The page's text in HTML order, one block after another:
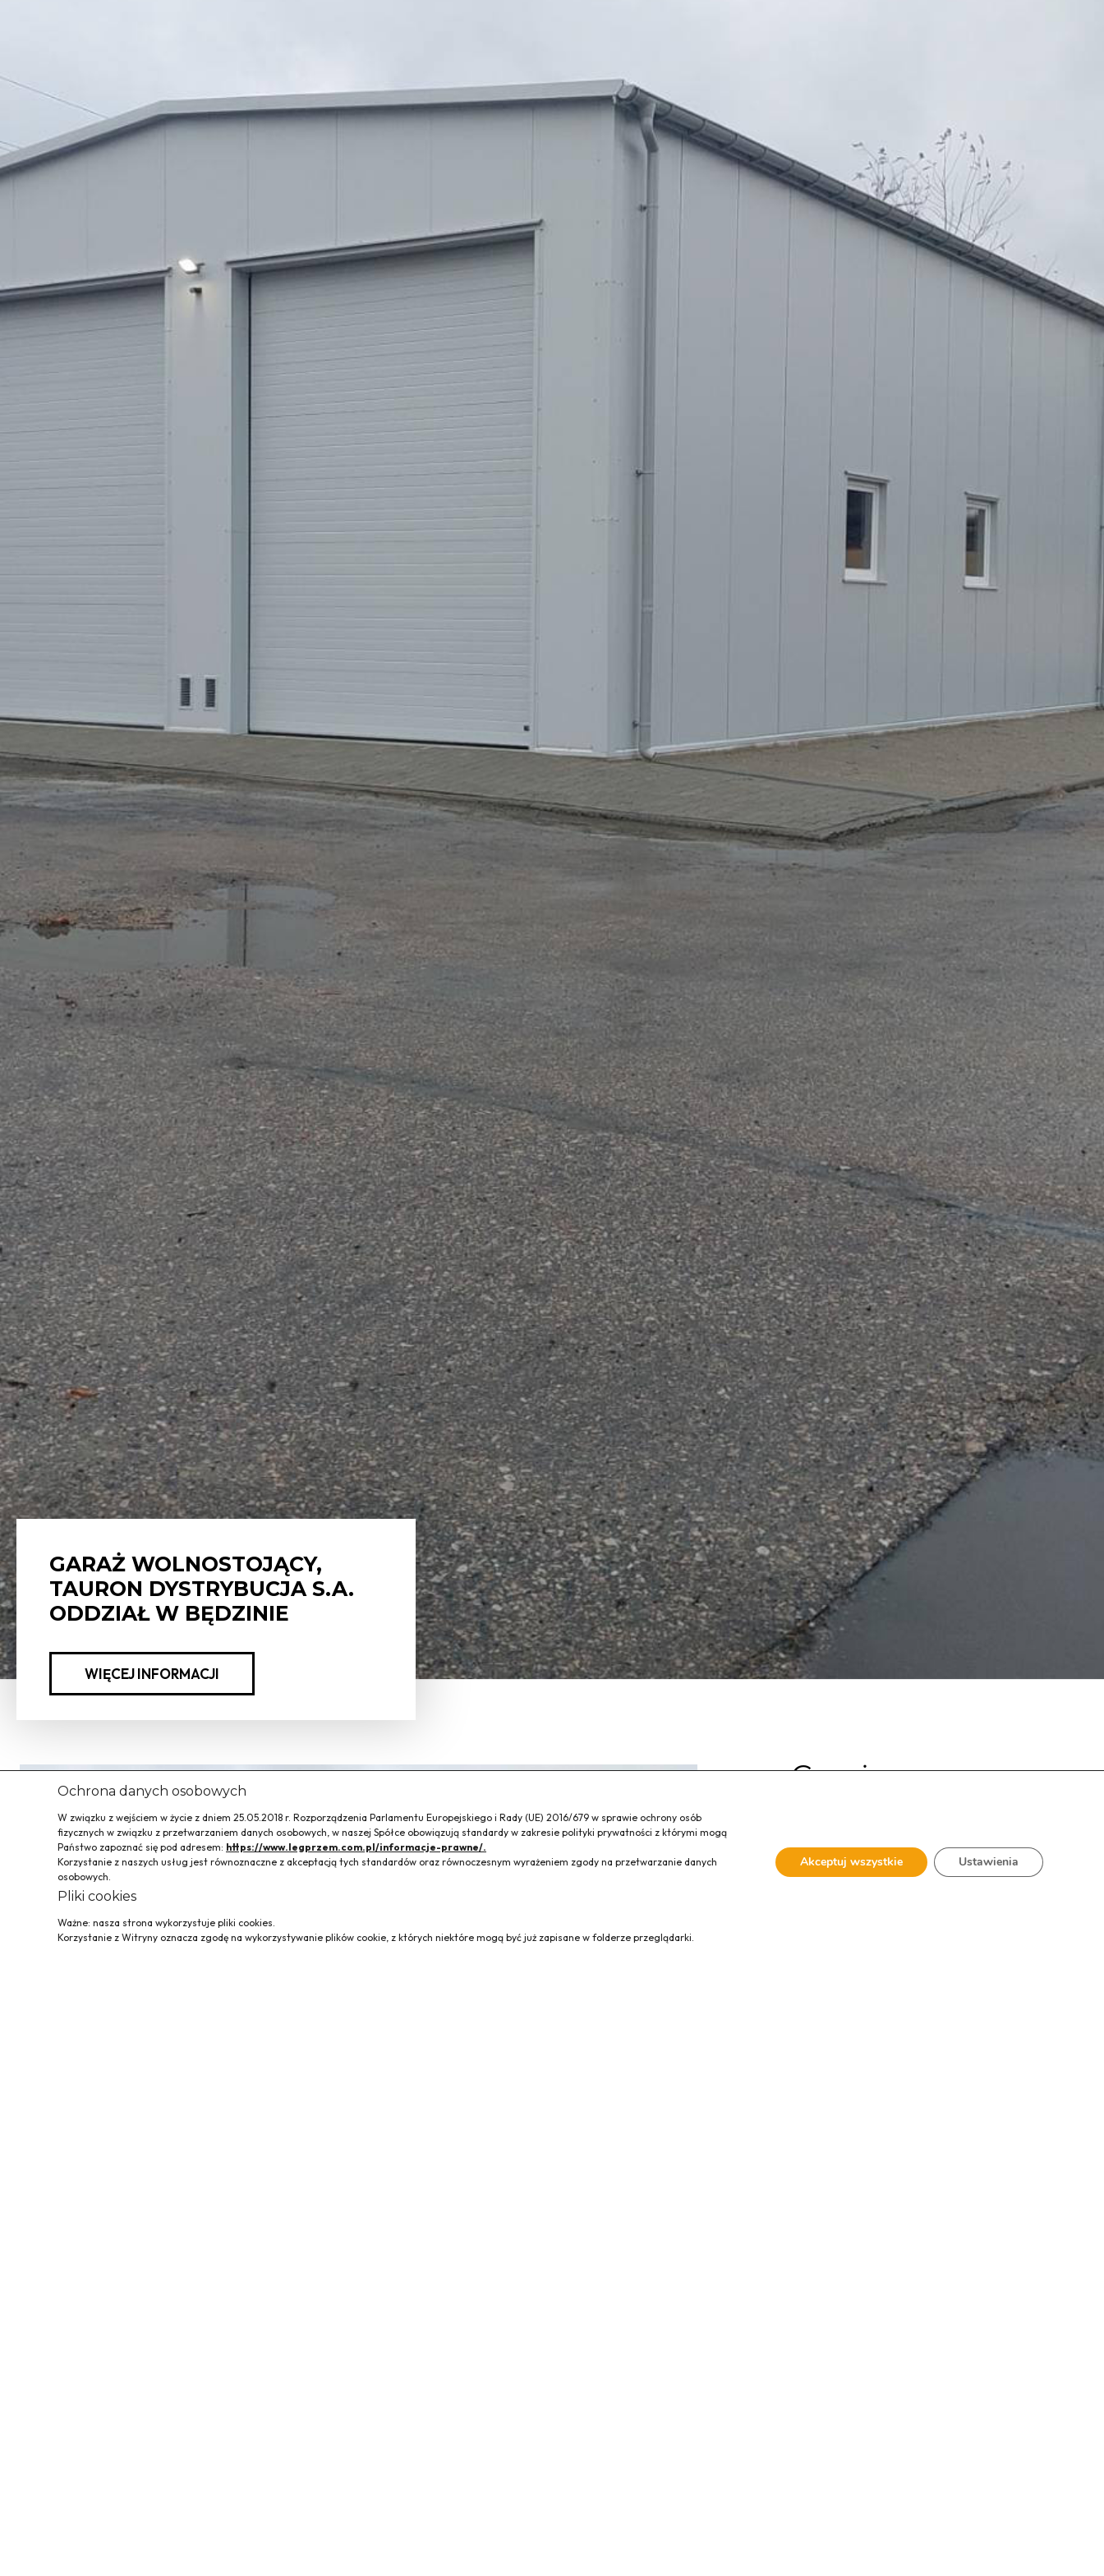
GARAŻ WOLNOSTOJĄCY,
TAURON DYSTRYBUCJA S.A.
ODDZIAŁ W BĘDZINIE
WIĘCEJ INFORMACJI
Garaż
TAURON
Dystrybucja S.A.
Ochrona danych osobowych
W związku z wejściem w życie z dniem 25.05.2018 r. Rozporządzenia Parlamentu Europejskiego i Rady (UE) 2016/679 w sprawie ochrony osób
fizycznych w związku z przetwarzaniem danych osobowych, w naszej Spółce obowiązują standardy w zakresie polityki prywatności z którymi mogą
Państwo zapoznać się pod adresem: https://www.legprzem.com.pl/informacje-prawne/.
Korzystanie z naszych usług jest równoznaczne z akceptacją tych standardów oraz równoczesnym wyrażeniem zgody na przetwarzanie danych
osobowych.
Pliki cookies
Ważne: nasza strona wykorzystuje pliki cookies.
Korzystanie z Witryny oznacza zgodę na wykorzystywanie plików cookie, z których niektóre mogą być już zapisane w folderze przeglądarki.
Akceptuj wszystkie Ustawienia